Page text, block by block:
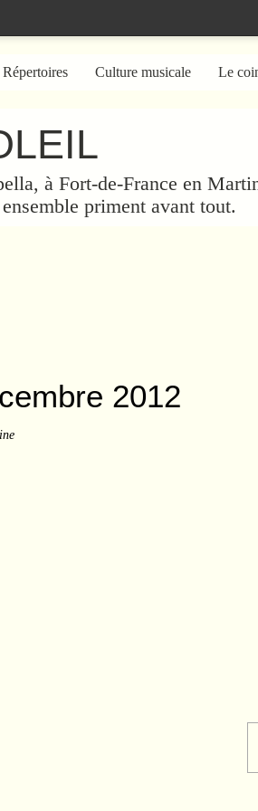
à Fort-de-France en
priment avant tout.
Répertoires Culture musicale Le
2012